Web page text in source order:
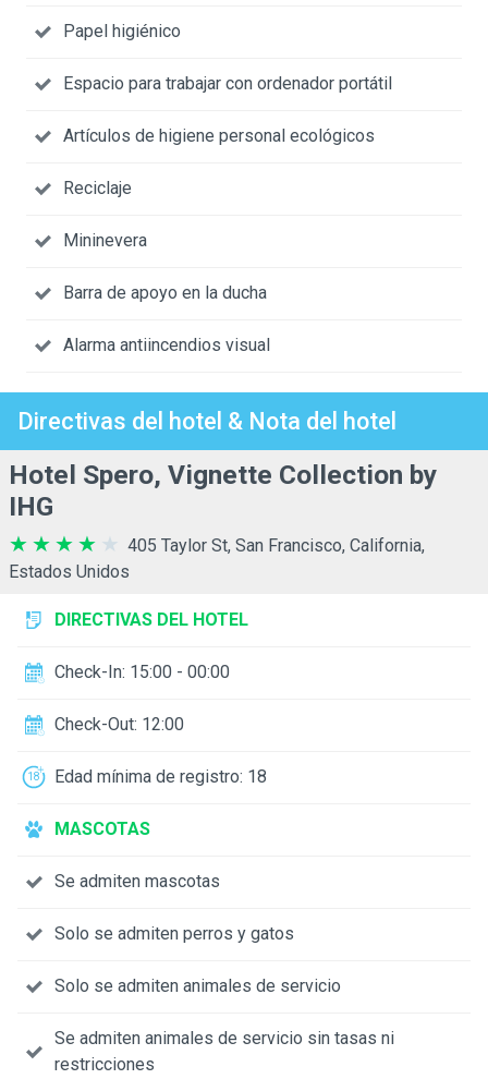
Papel higiénico
Espacio para trabajar con ordenador portátil
Artículos de higiene personal ecológicos
Reciclaje
Mininevera
Barra de apoyo en la ducha
Alarma antiincendios visual
Directivas del hotel & Nota del hotel
Hotel Spero, Vignette Collection by
IHG
405 Taylor St, San Francisco, California,
Estados Unidos
DIRECTIVAS DEL HOTEL
Check-In: 15:00 - 00:00
Check-Out: 12:00
Edad mínima de registro: 18
MASCOTAS
Se admiten mascotas
Solo se admiten perros y gatos
Solo se admiten animales de servicio
Se admiten animales de servicio sin tasas ni
restricciones